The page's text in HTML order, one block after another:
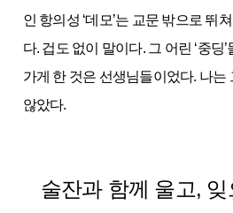
인 항의성 ‘데모’는 교문 밖으로 뛰
다. 겁도 없이 말이다. 그 어린 ‘중딩
가게 한 것은 선생님들이었다. 나는
않았다.
술잔과 함께 울고,